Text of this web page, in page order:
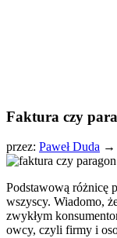
Faktura czy
przez: Paweł Duda →
Podstawową różnicę
wszyscy. Wiadomo,
zwykłym
owcy, czyli firmy i